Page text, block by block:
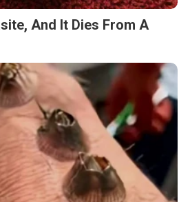
And It Dies From A